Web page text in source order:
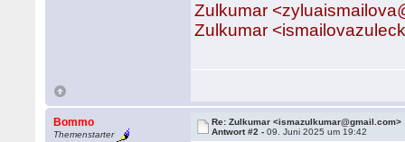
Zulkumar
Zulkumar
Bommo
Themenstarter
Re: Zulkumar <ismazulkumar@gmail.com>
Antwort #2 -09. Juni 2025 um 19:42